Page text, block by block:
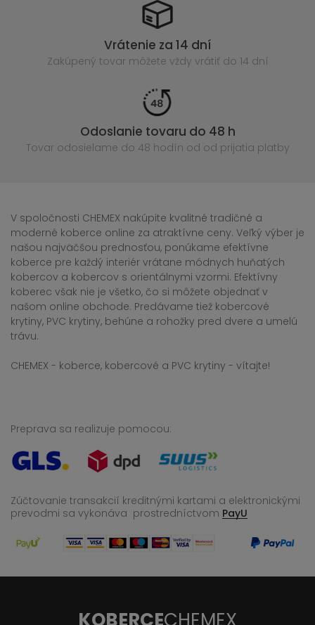
Vrátenie za 14 dní
Zakúpený tovar môžete vždy vrátiť do 14 dní
Odoslanie tovaru do 48 h
Tovar odosielame do 48 hodín od od prijatia platby
V spoločnosti CHEMEX nakúpite kvalitné tradičné a
moderné koberce online za atraktívne ceny. Veľký výber je
našou najväčšou prednosťou, ponúkame efektívne
koberce pre každý interiér vrátane módnych huňatých
kobercov a kobercov s orientálnymi vzormi. Efektívny
koberec však nie je všetko, čo si môžete objednať v
našom online obchode. Predávame tiež kobercové
krytiny, PVC krytiny, behúne a rohožky pred dvere a umelú
trávu.
CHEMEX - koberce, kobercové a PVC krytiny - vítajte!
Preprava sa realizuje pomocou:
Zúčtovanie transakcií kreditnými kartami a elektronickými
prevodmi sa vykonáva prostredníctvom PayU